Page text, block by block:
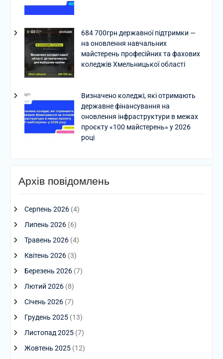
684 700грн державної підтримки —
на оновлення навчальних
майстерень професійних та фахових
коледжів Хмельницької області
Визначено коледжі, які отримають
державне фінансування на
оновлення інфраструктури в межах
проєкту «100 майстерень» у 2026
році
Архів повідомлень
Серпень 2026(4)
Липень 2026(6)
Травень 2026(4)
Квітень 2026(3)
Березень 2026(7)
Лютий 2026(8)
Січень 2026(7)
Грудень 2025(13)
Листопад 2025(7)
Жовтень 2025(12)